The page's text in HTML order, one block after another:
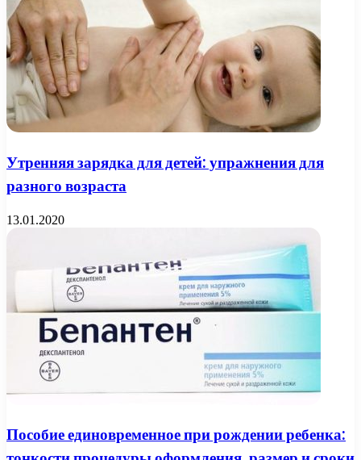
Утренняя зарядка для детей: упражнения для
разного возраста
13.01.2020
Пособие единовременное при рождении ребенка: